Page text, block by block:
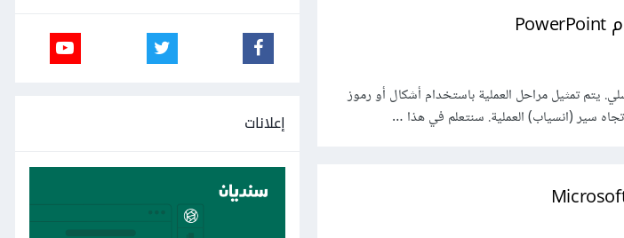
يتم تمثيل مراحل العملية باستخدام أشكال أو رموز
سير (انسياب) العملية. سنتعلم في هذا …
إعلانات